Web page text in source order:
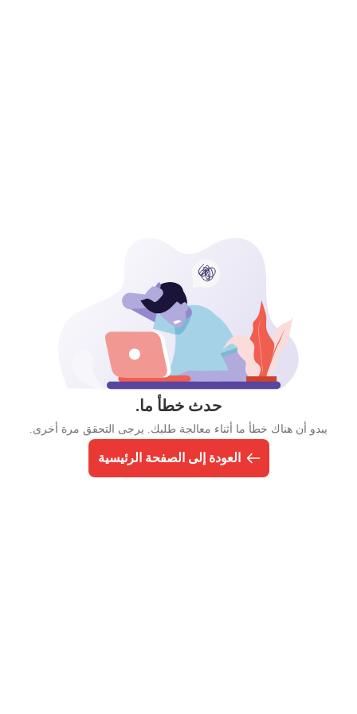
حدث خطأ ما.
يبدو أن هناك خطأ ما أثناء معالجة طلبك. يرجى التحقق مرة أخرى.
العودة إلى الصفحة الرئيسية